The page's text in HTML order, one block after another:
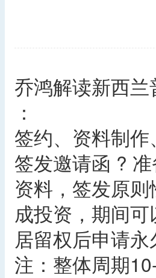
乔鸿解读新西
：
签约、资料制
签发邀请函 ?
资料，签发原
成投资，期间
居留权后申请永
注：整体周期